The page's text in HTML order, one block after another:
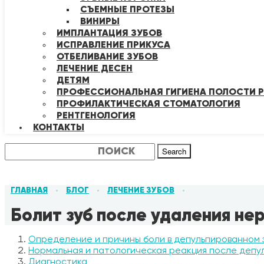
СЪЕМНЫЕ ПРОТЕЗЫ
ВИНИРЫ
ИМПЛАНТАЦИЯ ЗУБОВ
ИСПРАВЛЕНИЕ ПРИКУСА
ОТБЕЛИВАНИЕ ЗУБОВ
ЛЕЧЕНИЕ ДЕСЕН
ДЕТЯМ
ПРОФЕССИОНАЛЬНАЯ ГИГИЕНА ПОЛОСТИ
ПРОФИЛАКТИЧЕСКАЯ СТОМАТОЛОГИЯ
РЕНТГЕНОЛОГИЯ
КОНТАКТЫ
Search
ГЛАВНАЯ • БЛОГ • ЛЕЧЕНИЕ ЗУБОВ •
Болит зуб после удаления
Определение и причины боли в депульпированном
Нормальная и патологическая реакция после